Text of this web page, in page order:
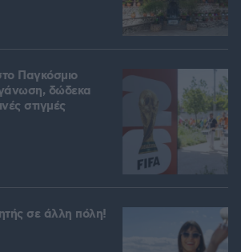
Παγκόσμιο
δώδεκα
στιγμές
σε άλλη πόλη!